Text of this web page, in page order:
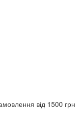
від 1500 грн